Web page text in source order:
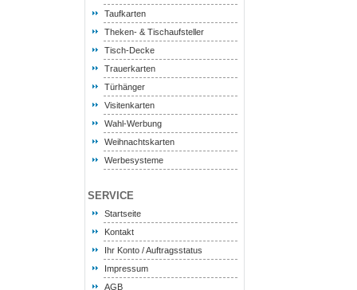
Taufkarten
Theken- & Tischaufsteller
Tisch-Decke
Trauerkarten
Türhänger
Visitenkarten
Wahl-Werbung
Weihnachtskarten
Werbesysteme
SERVICE
Startseite
Kontakt
Ihr Konto / Auftragsstatus
Impressum
AGB